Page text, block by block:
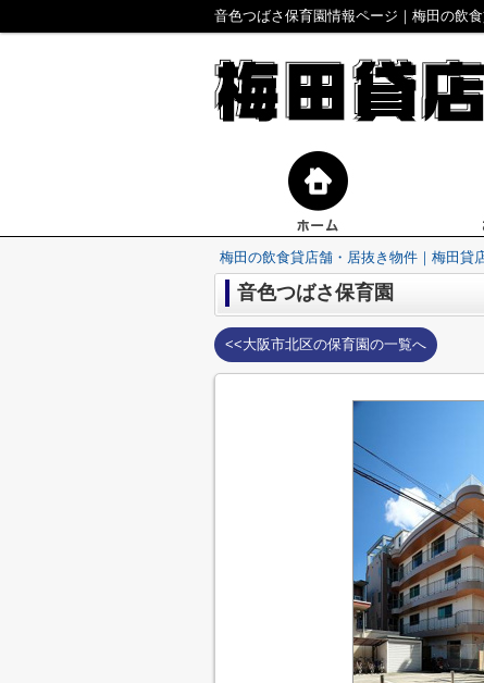
音色つばさ保育園情報ページ｜梅田の飲
梅田の飲食貸店舗・居抜き物件｜梅田貸
音色つばさ保育園
<<大阪市北区の保育園の一覧へ